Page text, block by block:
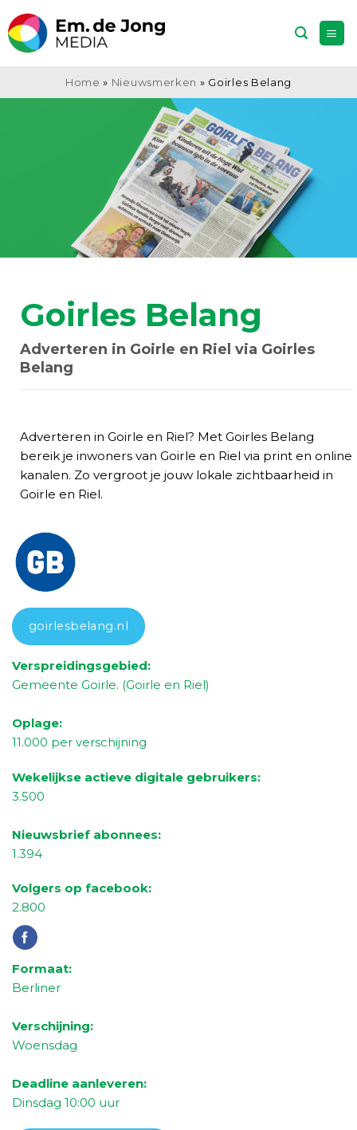
naar
inhoud
Home » Nieuwsmerken » Goirles Belang
Goirles Belang
Adverteren in Goirle en Riel via Goirles
Belang
Adverteren in Goirle en Riel? Met Goirles Belang
bereik je inwoners van Goirle en Riel via print en online
kanalen. Zo vergroot je jouw lokale zichtbaarheid in
Goirle en Riel.
goirlesbelang.nl
Verspreidingsgebied:
Gemeente Goirle. (Goirle en Riel)
Oplage:
11.000 per verschijning
Wekelijkse actieve digitale gebruikers:
3.500
Nieuwsbrief abonnees:
1.394
Volgers op facebook:
2.800
Formaat:
Berliner
Verschijning:
Woensdag
Deadline aanleveren:
Dinsdag 10:00 uur